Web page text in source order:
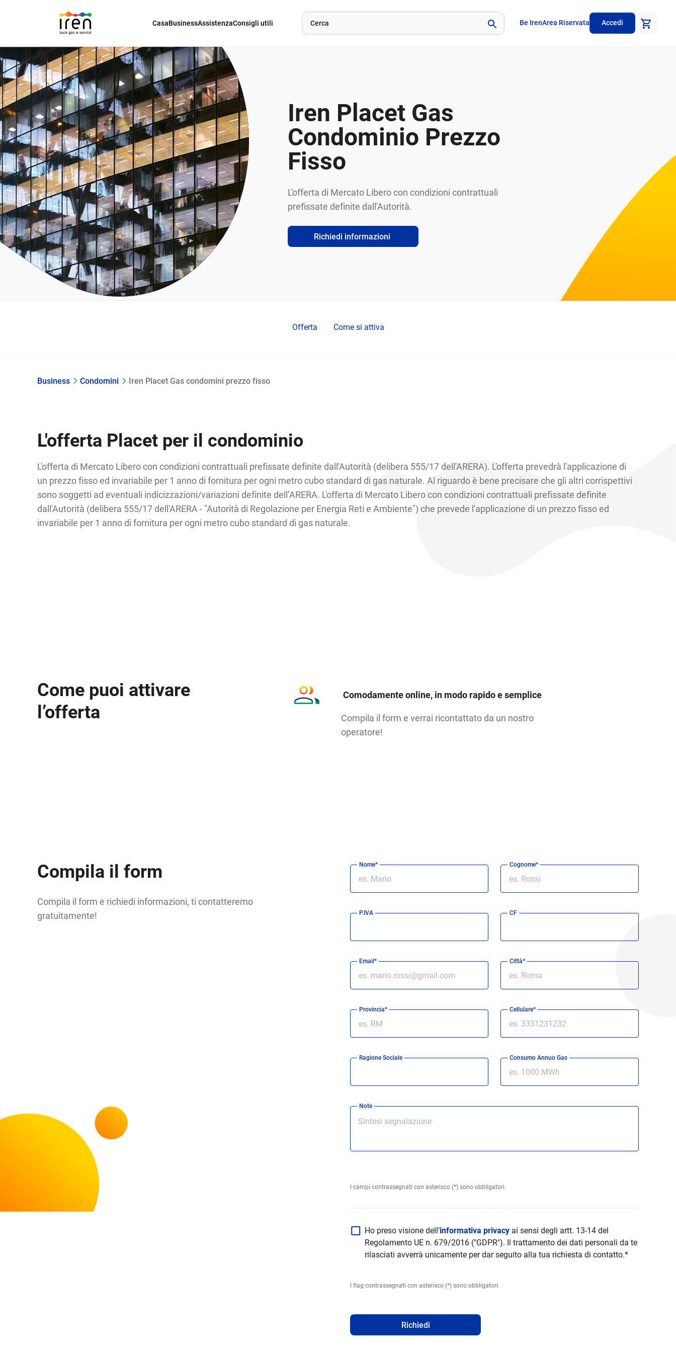
CasaBusinessAssistenzaConsigli utili Be IrenArea Riservata Accedi
Iren Placet Gas
Condominio Prezzo
Fisso
L'offerta di Mercato Libero con condizioni contrattuali
prefissate definite dall'Autorità.
Richiedi informazioni
Offerta Come si attiva
Business Condomini Iren Placet Gas condomini prezzo fisso
L'offerta Placet per il condominio
L'offerta di Mercato Libero con condizioni contrattuali prefissate definite dall'Autorità (delibera 555/17 dell'ARERA). L'offerta prevedrà l'applicazione di
un prezzo fisso ed invariabile per 1 anno di fornitura per ogni metro cubo standard di gas naturale. Al riguardo è bene precisare che gli altri corrispettivi
sono soggetti ad eventuali indicizzazioni/variazioni definite dell’ARERA. L'offerta di Mercato Libero con condizioni contrattuali prefissate definite
dall'Autorità (delibera 555/17 dell'ARERA - "Autorità di Regolazione per Energia Reti e Ambiente") che prevede l'applicazione di un prezzo fisso ed
invariabile per 1 anno di fornitura per ogni metro cubo standard di gas naturale.
Come puoi attivare
l’offerta
Comodamente online, in modo rapido e semplice
Compila il form e verrai ricontattato da un nostro
operatore!
Compila il form
Compila il form e richiedi informazioni, ti contatteremo
gratuitamente!
Nome* Cognome*
P.IVA CF
Email* Città*
Provincia* Cellulare*
Ragione Sociale Consumo Annuo Gas
Note
I campi contrassegnati con asterisco (*) sono obbligatori.
Ho preso visione dell’informativa privacy ai sensi degli artt. 13-14 del
Regolamento UE n. 679/2016 ("GDPR"). Il trattamento dei dati personali da te
rilasciati avverrà unicamente per dar seguito alla tua richiesta di contatto.*
I flag contrassegnati con asterisco (*) sono obbligatori.
Richiedi